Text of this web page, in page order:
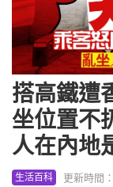
搭高鐵遭
坐位置不
人在內地
生活百科 更新時間